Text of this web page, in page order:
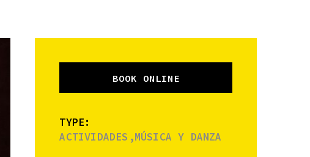
BOOK ONLINE
TYPE:
ACTIVIDADES,MÚSICA Y DANZA